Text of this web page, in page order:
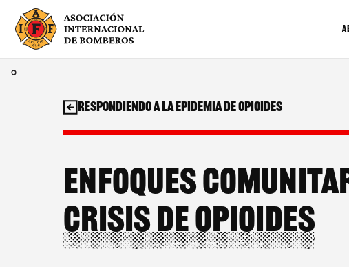
contenido
Enfoques
crisis de opioides
Respondiendo a la epidemia de opioides